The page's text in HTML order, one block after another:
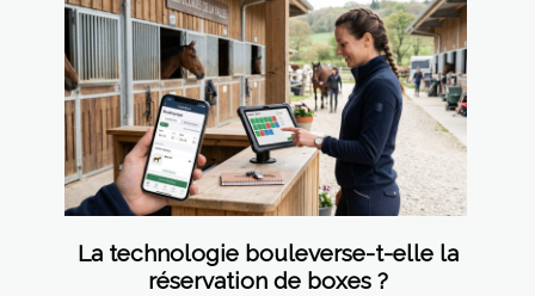
La technologie bouleverse-t-elle la
réservation de boxes ?